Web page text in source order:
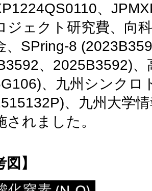
、
ジェクト研究費、向
、SPring-8
、2025B3592)
、九州シンクロ
、九州大学
されました。
図】